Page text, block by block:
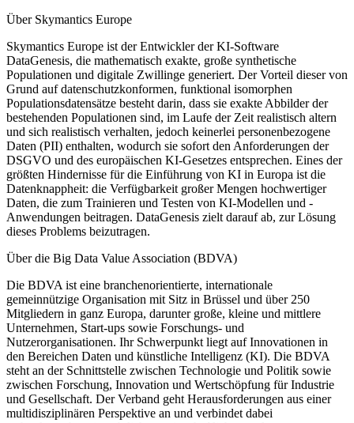
Über Skymantics Europe
Skymantics Europe ist der Entwickler der KI-Software
DataGenesis, die mathematisch exakte, große synthetische
Populationen und digitale Zwillinge generiert. Der Vorteil dieser von
Grund auf datenschutzkonformen, funktional isomorphen
Populationsdatensätze besteht darin, dass sie exakte Abbilder der
bestehenden Populationen sind, im Laufe der Zeit realistisch altern
und sich realistisch verhalten, jedoch keinerlei personenbezogene
Daten (PII) enthalten, wodurch sie sofort den Anforderungen der
DSGVO und des europäischen KI-Gesetzes entsprechen. Eines der
größten Hindernisse für die Einführung von KI in Europa ist die
Datenknappheit: die Verfügbarkeit großer Mengen hochwertiger
Daten, die zum Trainieren und Testen von KI-Modellen und -
Anwendungen beitragen. DataGenesis zielt darauf ab, zur Lösung
dieses Problems beizutragen.
Über die Big Data Value Association (BDVA)
Die BDVA ist eine branchenorientierte, internationale
gemeinnützige Organisation mit Sitz in Brüssel und über 250
Mitgliedern in ganz Europa, darunter große, kleine und mittlere
Unternehmen, Start-ups sowie Forschungs- und
Nutzerorganisationen. Ihr Schwerpunkt liegt auf Innovationen in
den Bereichen Daten und künstliche Intelligenz (KI). Die BDVA
steht an der Schnittstelle zwischen Technologie und Politik sowie
zwischen Forschung, Innovation und Wertschöpfung für Industrie
und Gesellschaft. Der Verband geht Herausforderungen aus einer
multidisziplinären Perspektive an und verbindet dabei